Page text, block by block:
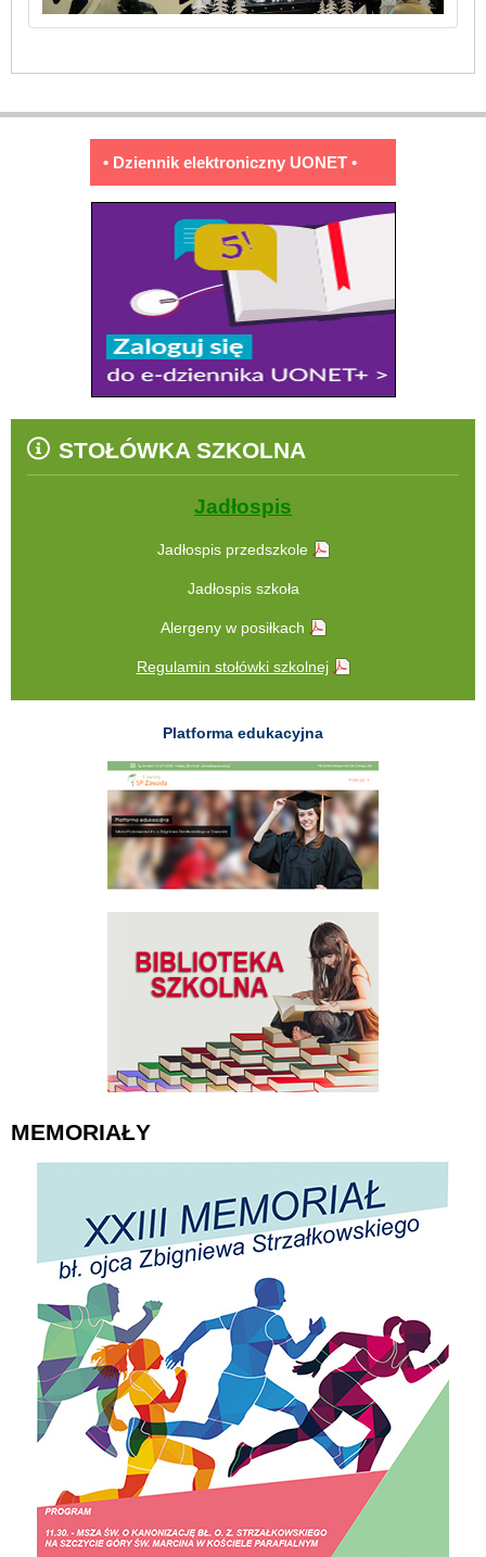
• Dziennik elektroniczny UONET •
STOŁÓWKA SZKOLNA
Jadłospis
Jadłospis przedszkole
Jadłospis szkoła
Alergeny w posiłkach
Regulamin stołówki szkolnej
Platforma edukacyjna
MEMORIAŁY